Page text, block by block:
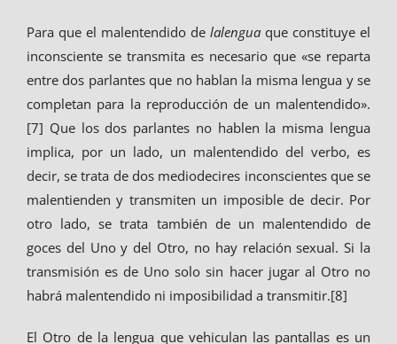
Para que el malentendido delalenguaque constituye el
inconsciente se transmita es necesario que «se reparta
entre dos parlantes que no hablan la misma lengua y se
completan para la reproducción de un malentendido».
[7] Que los dos parlantes no hablen la misma lengua
implica, por un lado, un malentendido del verbo, es
decir, se trata de dos mediodecires inconscientes que se
malentienden y transmiten un imposible de decir. Por
otro lado, se trata también de un malentendido de
goces del Uno y del Otro, no hay relación sexual. Si la
transmisión es de Uno solo sin hacer jugar al Otro no
habrá malentendido ni imposibilidad a transmitir.[8]
El Otro de la lengua que vehiculan las pantallas es un